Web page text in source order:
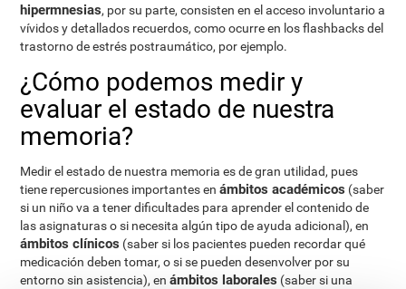
hipermnesias, por su parte, consisten en el acceso involuntario a
vívidos y detallados recuerdos, como ocurre en los flashbacks del
trastorno de estrés postraumático, por ejemplo.
¿Cómo podemos medir y
evaluar el estado de nuestra
memoria?
Medir el estado de nuestra memoria es de gran utilidad, pues
tiene repercusiones importantes enámbitos académicos (saber
si un niño va a tener dificultades para aprender el contenido de
las asignaturas o si necesita algún tipo de ayuda adicional), en
ámbitos clínicos (saber si los pacientes pueden recordar qué
medicación deben tomar, o si se pueden desenvolver por su
entorno sin asistencia), enámbitos laborales (saber si una